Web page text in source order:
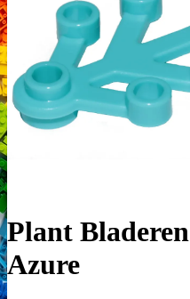
Plant
Azure